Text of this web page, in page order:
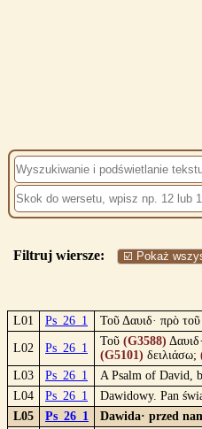
Filtruj wiersze: ☑️ Pokaż
L01 Ps_26_1 Τοῦ Δαυιδ· πρὸ
L02 Ps_26_1
Τοῦ (G3588) Δαυιδ·
(G5101) δειλιάσω;
L03
Ps_26_1
A Psalm of David,
L04
Ps_26_1
Dawidowy. Pan
L05
Ps_26_1
Dawida· przed